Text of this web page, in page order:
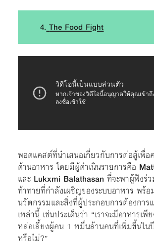
4. The Food Fight
พอดแคสต์ที่นำเสนอเกี่ยวกับการต่อสู้เพื่อ
ด้านอาหาร โดยมีผู้ดำเนินรายการคือ
และLukxmi Balathasan ที่จะพาผู้ฟังร่
ท้าทายที่กำลังเผชิญของระบบอาหาร พร้อ
นวัตกรรมและสิ่งที่ผู้ประกอบการต้องการ
เหล่านี้ เช่นประเด็นว่า “เราจะมีอาหารเ
หล่อเลี้ยงผู้คน 1 หมื่นล้านคนที่เพิ่มขึ้นใน
หรือไม่?”